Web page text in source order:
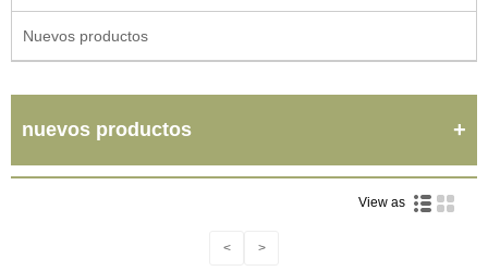
Nuevos productos
nuevos productos
View as
< >